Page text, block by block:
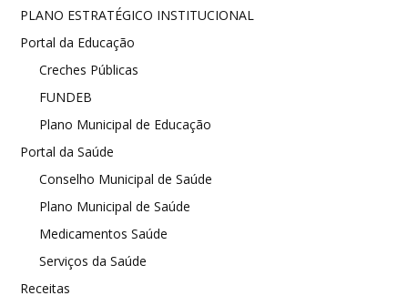
PLANO ESTRATÉGICO INSTITUCIONAL
Portal da Educação
Creches Públicas
FUNDEB
Plano Municipal de Educação
Portal da Saúde
Conselho Municipal de Saúde
Plano Municipal de Saúde
Medicamentos Saúde
Serviços da Saúde
Receitas